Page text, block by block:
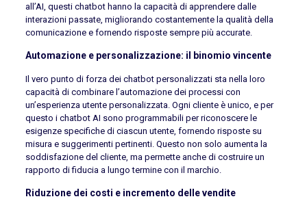
all’AI, questi chatbot hanno la capacità di apprendere dalle
interazioni passate, migliorando costantemente la qualità della
comunicazione e fornendo risposte sempre più accurate.
Automazione e personalizzazione: il binomio vincente
Il vero punto di forza dei chatbot personalizzati sta nella loro
capacità di combinare l’automazione dei processi con
un’esperienza utente personalizzata. Ogni cliente è unico, e per
questo i chatbot AI sono programmabili per riconoscere le
esigenze specifiche di ciascun utente, fornendo risposte su
misura e suggerimenti pertinenti. Questo non solo aumenta la
soddisfazione del cliente, ma permette anche di costruire un
rapporto di fiducia a lungo termine con il marchio.
Riduzione dei costi e incremento delle vendite